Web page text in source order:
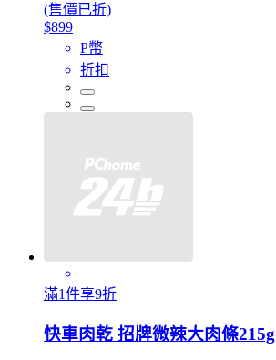
(售價已折)
$899
P幣
折扣
滿1件享9折
快車肉乾 招牌微辣大肉條215g